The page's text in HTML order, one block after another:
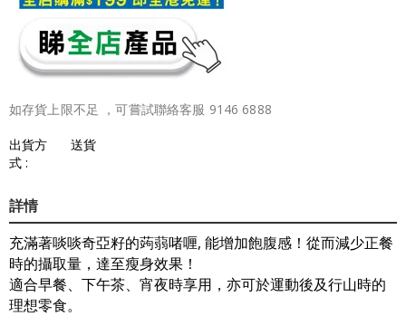
如存貨上限不足 ，可嘗試聯絡客服 9146 6888
出貨方
式 :
送貨
詳情
充滿著啖啖奇亞籽的蒟蒻啫喱, 能增加飽腹感！從而減少正餐
時的攝取量，達至瘦身效果！
適合早餐、下午茶、宵夜時享用，亦可於運動後及行山時的
理想零食。